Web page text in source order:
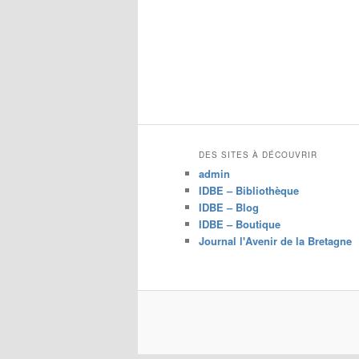
DES SITES À DÉCOUVRIR
admin
IDBE – Bibliothèque
IDBE – Blog
IDBE – Boutique
Journal l'Avenir de la Bretagne